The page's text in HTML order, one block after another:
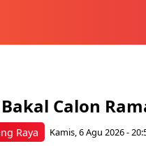
Raya
Calon
Kamis, 6 Agu 2026 -